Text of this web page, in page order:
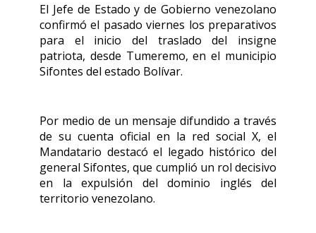
El Jefe de Estado y de Gobierno venezolano
confirmó el pasado viernes los preparativos
para el inicio del traslado del insigne
patriota, desde Tumeremo, en el municipio
Sifontes del estado Bolívar.
Por medio de un mensaje difundido a través
de su cuenta oficial en la red social X, el
Mandatario destacó el legado histórico del
general Sifontes, que cumplió un rol decisivo
en la expulsión del dominio inglés del
territorio venezolano.